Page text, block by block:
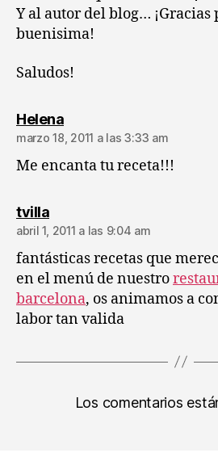
Y al autor del blog… ¡Gracias
buenisima!
Saludos!
Helenadice:
marzo 18, 2011 a las 3:33 am
Me encanta tu receta!!!
tvilladice:
abril 1, 2011 a las 9:04 am
fantásticas recetas que
en el menú de nuestro
barcelona, os animamos a
labor tan valida
Los comentarios